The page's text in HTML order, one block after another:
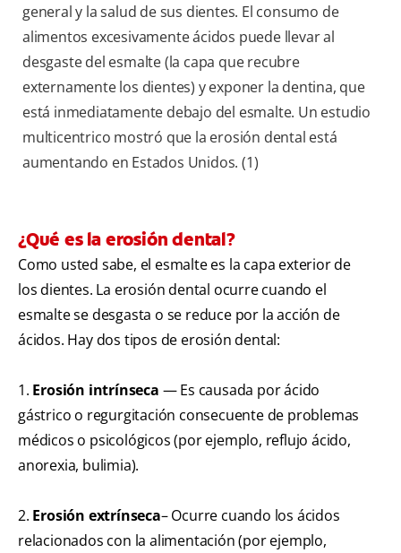
general y la salud de sus dientes. El consumo de
alimentos excesivamente ácidos puede llevar al
desgaste del esmalte (la capa que recubre
externamente los dientes) y exponer la dentina, que
está inmediatamente debajo del esmalte. Un estudio
multicentrico mostró que la erosión dental está
aumentando en Estados Unidos. (1)
¿Qué es la erosión dental?
Como usted sabe, el esmalte es la capa exterior de
los dientes. La erosión dental ocurre cuando el
esmalte se desgasta o se reduce por la acción de
ácidos. Hay dos tipos de erosión dental:
1. Erosión intrínseca — Es causada por ácido
gástrico o regurgitación consecuente de problemas
médicos o psicológicos (por ejemplo, reflujo ácido,
anorexia, bulimia).
2. Erosión extrínseca– Ocurre cuando los ácidos
relacionados con la alimentación (por ejemplo,